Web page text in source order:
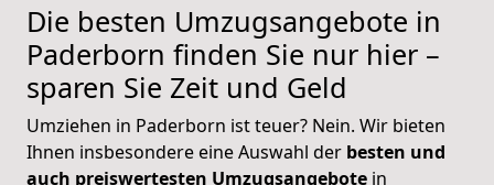
Die besten Umzugsangebote in
Paderborn finden Sie nur hier –
sparen Sie Zeit und Geld
Umziehen in Paderborn ist teuer? Nein. Wir bieten
Ihnen insbesondere eine Auswahl der besten und
auch preiswertesten Umzugsangebote in